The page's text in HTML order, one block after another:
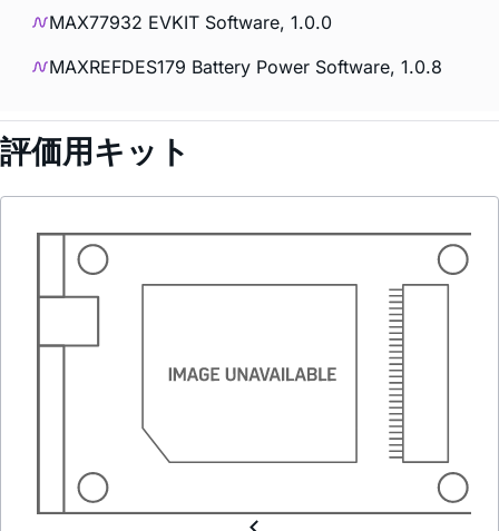
MAX77932 EVKIT Software, 1.0.0
MAXREFDES179 Battery Power Software, 1.0.8
評価用キット